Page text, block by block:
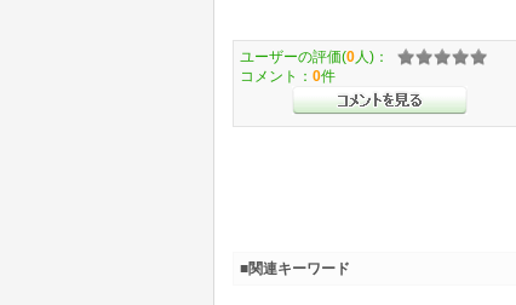
ユーザーの評価(0 人)：
コメント： 0件
■関連キーワード